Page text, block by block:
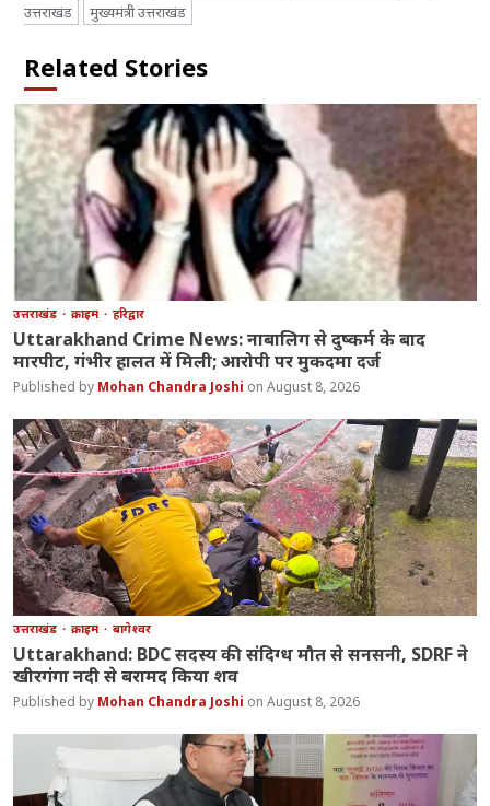
उत्तराखंड
मुख्यमंत्री उत्तराखंड
Related Stories
उत्तराखंड क्राइम हरिद्वार
Uttarakhand Crime News: नाबालिग से दुष्कर्म के बाद
मारपीट, गंभीर हालत में मिली; आरोपी पर मुकदमा दर्ज
Mohan Chandra Joshi August 8, 2026
उत्तराखंड क्राइम बागेश्वर
Uttarakhand: BDC सदस्य की संदिग्ध मौत से सनसनी, SDRF ने
खीरगंगा नदी से बरामद किया शव
Mohan Chandra Joshi August 8, 2026